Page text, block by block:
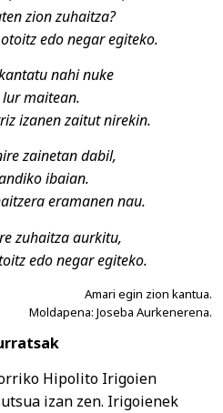
zion zuhaitza?
edo negar egiteko.
nahi nuke
maitean.
izanen zaitut nirekin.
zainetan dabil,
ibaian.
eramanen nau.
zuhaitza aurkitu,
edo negar egiteko.
Amari egin zion kantua.
Moldapena: Joseba Aurkenerena.
Hipolito Irigoien
izan zen. Irigoienek